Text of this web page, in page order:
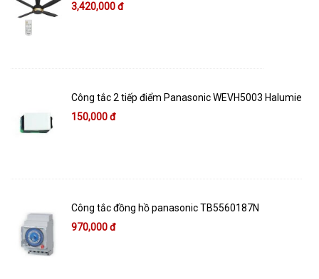
3,420,000 đ
Công tắc 2 tiếp điểm Panasonic WEVH5003 Halumie
150,000 đ
Công tắc đồng hồ panasonic TB5560187N
970,000 đ